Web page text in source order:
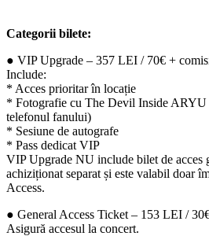
Categorii bilete:
● VIP Upgrade – 357 LEI / 70€ +
Include:
* Acces prioritar în locație
* Fotografie cu The Devil Inside ARYU
telefonul fanului)
* Sesiune de autografe
* Pass dedicat VIP
VIP Upgrade NU include bilet de acces
achiziționat separat și este valabil doar
Access.
● General Access Ticket – 153 LEI /
Asigură accesul la concert.